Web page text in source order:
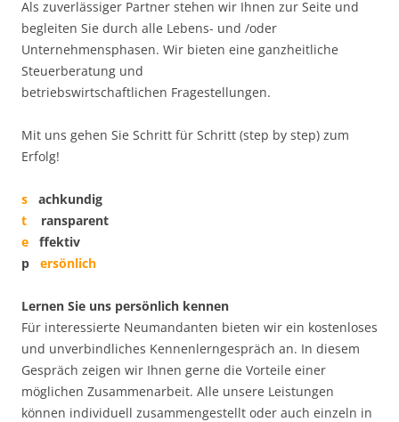
Als zuverlässiger Partner stehen wir Ihnen zur Seite und
begleiten Sie durch alle Lebens- und /oder
Unternehmensphasen. Wir bieten eine ganzheitliche
Steuerberatung und
betriebswirtschaftlichen Fragestellungen.
Mit uns gehen Sie Schritt für Schritt (step by step) zum
Erfolg!
s achkundig
t
ransparent
e
ffektiv
p ersönlich
Lernen Sie uns persönlich kennen
Für interessierte Neumandanten bieten wir ein kostenloses
und unverbindliches Kennenlerngespräch an. In diesem
Gespräch zeigen wir Ihnen gerne die Vorteile einer
möglichen Zusammenarbeit. Alle unsere Leistungen
können individuell zusammengestellt oder auch einzeln in